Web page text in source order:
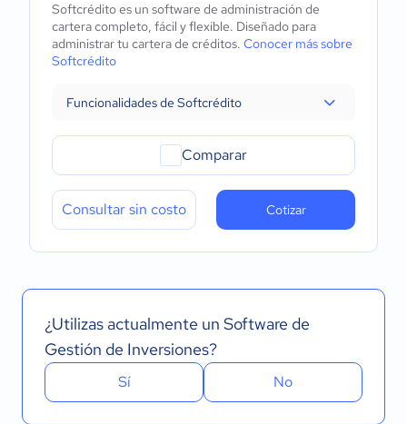
Softcrédito es un software de administración de
cartera completo, fácil y flexible. Diseñado para
administrar tu cartera de créditos. Conocer más sobre
Softcrédito
Funcionalidades de Softcrédito
Comparar
Consultar sin costo Cotizar
¿Utilizas actualmente un Software de
Gestión de Inversiones?
Sí No